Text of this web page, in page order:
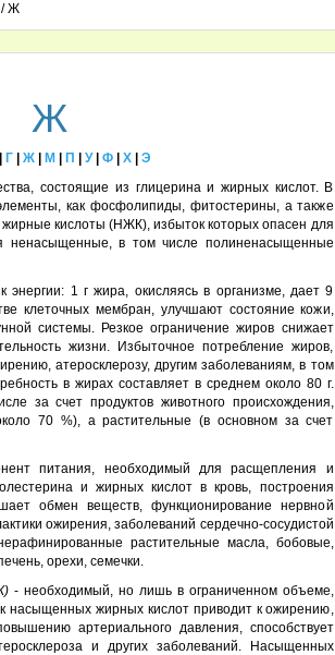
/ Ж
Ж
Г Ж М П У| Ф Х
Э
состоящие из глицерина и жирных кислот. В
как фосфолипиды, фитостерины, а также
кислоты (НЖК), избыток которых опасен для
ненасыщенные, в том числе полиненасыщенные
1 г жира, окисляясь в организме, дает 9
клеточных мембран, улучшают состояние кожи,
системы. Резкое ограничение жиров снижает
жизни. Избыточное потребление жиров,
атеросклерозу, другим заболеваниям, в том
в жирах составляет в среднем около 80 г.
за счет продуктов животного происхождения,
70 %), а растительные (в основном за счет
питания, необходимый для расщепления и
и жирных кислот в кровь, построения
обмен веществ, функционирование нервной
ожирения, заболеваний сердечно-сосудистой
растительные масла, бобовые,
орехи, семечки.
- необходимый, но лишь в ограниченном объеме,
насыщенных жирных кислот приводит к ожирению,
артериального давления, способствует
и других заболеваний. Насыщенных